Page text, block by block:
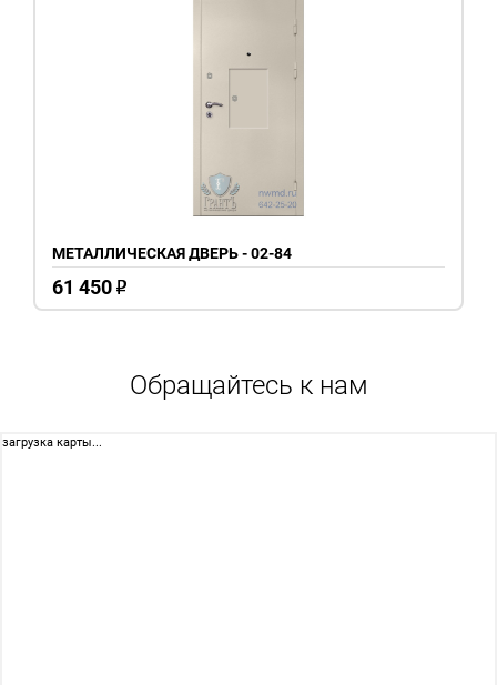
МЕТАЛЛИЧЕСКАЯ ДВЕРЬ - 02-84
61 450 o
Обращайтесь к нам
загрузка карты...